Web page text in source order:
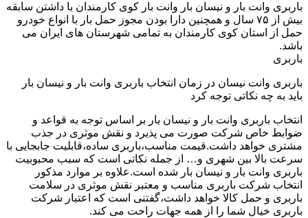
باربری وانت بار و نیسان بار وانت بار کوی کارمندان با داشتن سابقه
بیش از ۷۵ سال و همچنین دارا بودن مجوز حمل بار با انواع خودرو
حمل از استان کوی کارمندان به تمامی شهرستان های ایران می
باشد.
باربری
باربری وانت نیسان در زمان انتخاب باربری وانت بار و نیسان بار
باید به چه نکاتی توجه کرد
انتخاب باربری وانت بار و نیسان بار بر اساس توجه به قواعد و
ضوابط خاص شرکت صورت می پذیرد و نقش موثری در جذب
مشتری خواهد داشت.قیمت مناسب،باربری ساده،قابلیت جابجایی با
سرعت بالا بین شهری و… از جمله نکاتی است که سبب محبوبیت
باربری وانت بار و نیسان بار شده است.علاوه بر موارد مذکور
انتخاب شرکت باربری مناسب و معتبر نقش موثری در سلامت
باربری و حمل کالا خواهد داشت،گفتنی است که اعتبار شرکت
باربری خیال شما را از همه جهات راحت می کند.